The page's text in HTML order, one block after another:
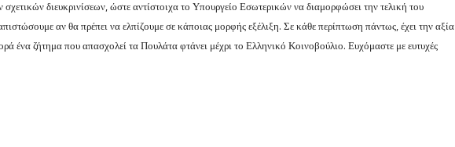
διευκρινίσεων, ώστε αντίστοιχα το Υπουργείο Εσωτερικών να διαμορφώσει την τελική του
αν θα πρέπει να ελπίζουμε σε κάποιας μορφής εξέλιξη. Σε κάθε περίπτωση πάντως, έχει την αξία
ένα ζήτημα που απασχολεί τα Πουλάτα φτάνει μέχρι το Ελληνικό Κοινοβούλιο. Ευχόμαστε με ευτυχές